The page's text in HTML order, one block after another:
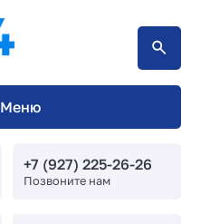
Меню
+7 (927) 225-26-26
Позвоните нам